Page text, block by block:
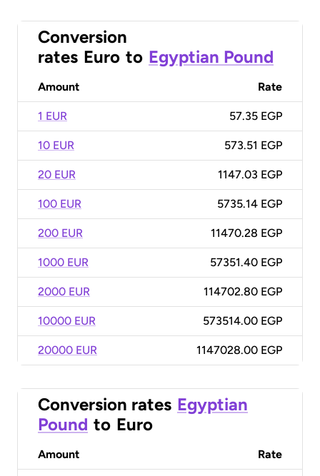
Conversion
rates Euro to Egyptian Pound
Amount Rate
1 EUR 57.35 EGP
10 EUR 573.51 EGP
20 EUR 1147.03 EGP
100 EUR 5735.14 EGP
200 EUR 11470.28 EGP
1000 EUR 57351.40 EGP
2000 EUR 114702.80 EGP
10000 EUR 573514.00 EGP
20000 EUR 1147028.00 EGP
Conversion rates Egyptian
Pound to Euro
Amount Rate